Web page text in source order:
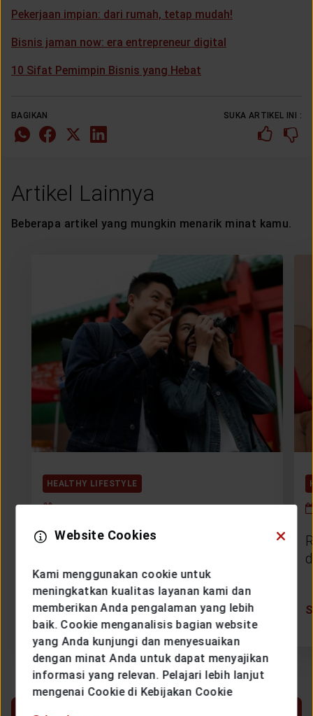
Pekerjaan impian: dari rumah, tetap mudah!
Bisnis jaman now: era entrepreneur digital
10 Sifat Pemimpin Bisnis yang Hebat
BAGIKAN SUKA ARTIKEL INI :
Artikel Lainnya
Beberapa artikel yang mungkin menarik minat kamu.
HEALTHY LIFESTYLE
Masa Depan yang Sehat Dimulai di
SELENGKAPNYA
Website Cookies
Kami menggunakan cookie untuk
meningkatkan kualitas layanan kami dan
memberikan Anda pengalaman yang lebih
baik. Cookie menganalisis bagian website
yang Anda kunjungi dan menyesuaikan
dengan minat Anda untuk dapat menyajikan
informasi yang relevan. Pelajari lebih lanjut
mengenai Cookie di Kebijakan Cookie